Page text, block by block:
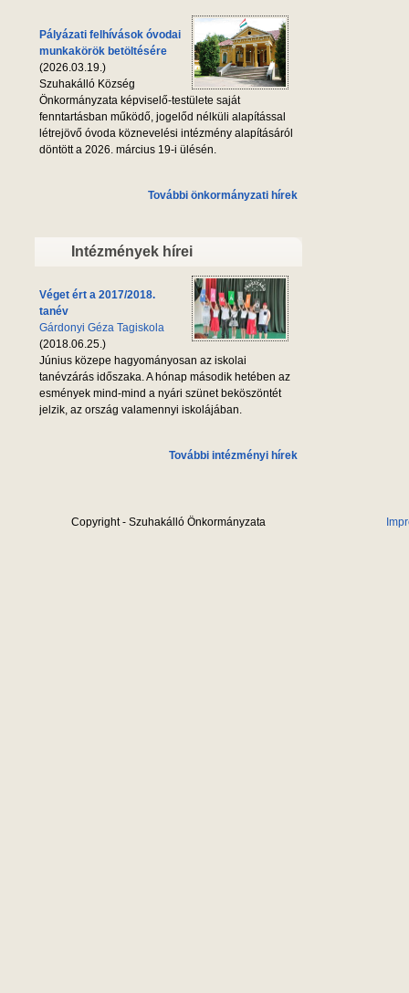
Pályázati felhívások óvodai
munkakörök betöltésére
(2026.03.19.)
Szuhakálló Község
Önkormányzata képviselő-testülete saját
fenntartásban működő, jogelőd nélküli alapítással
létrejövő óvoda köznevelési intézmény alapításáról
döntött a 2026. március 19-i ülésén.
További önkormányzati hírek
Intézmények hírei
Véget ért a 2017/2018.
tanév
Gárdonyi Géza Tagiskola
(2018.06.25.)
Június közepe hagyományosan az iskolai
tanévzárás időszaka. A hónap második hetében az
esmények mind-mind a nyári szünet beköszöntét
jelzik, az ország valamennyi iskolájában.
További intézményi hírek
Copyright - Szuhakálló Önkormányzata